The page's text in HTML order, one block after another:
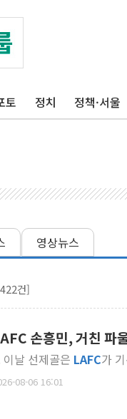
토 정치 정책·서울
영상뉴스
건]
손흥민, 거친 파
이날 선제골은 LAFC가
08-06 16:01